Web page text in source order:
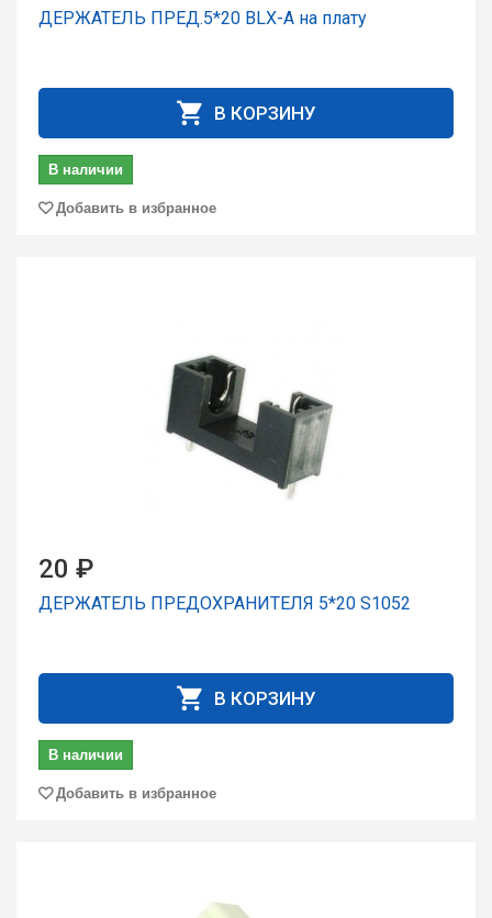
ДЕРЖАТЕЛЬ ПРЕД.5*20 BLX-A на плату
В КОРЗИНУ
В наличии
Добавить в избранное
20 ₽
ДЕРЖАТЕЛЬ ПРЕДОХРАНИТЕЛЯ 5*20 S1052
В КОРЗИНУ
В наличии
Добавить в избранное